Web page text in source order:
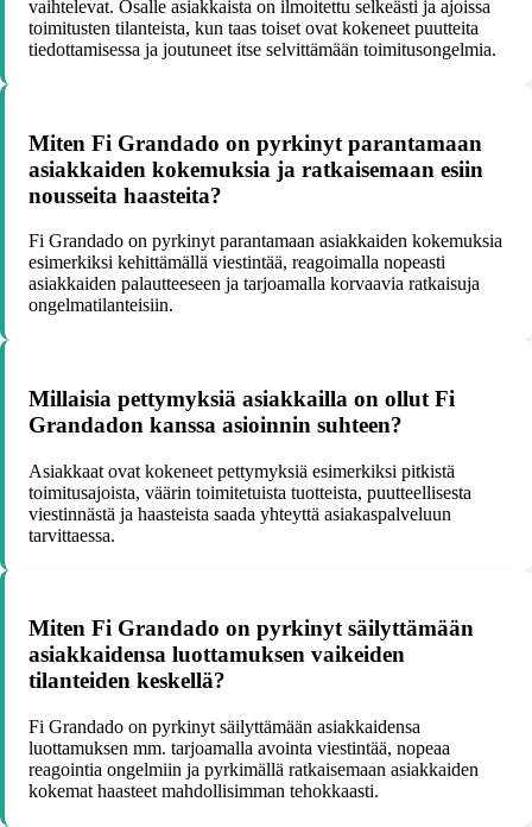
vaihtelevat. Osalle asiakkaista on ilmoitettu selkeästi ja ajoissa
toimitusten tilanteista, kun taas toiset ovat kokeneet puutteita
tiedottamisessa ja joutuneet itse selvittämään toimitusongelmia.
Miten Fi Grandado on pyrkinyt parantamaan
asiakkaiden kokemuksia ja ratkaisemaan esiin
nousseita haasteita?
Fi Grandado on pyrkinyt parantamaan asiakkaiden kokemuksia
esimerkiksi kehittämällä viestintää, reagoimalla nopeasti
asiakkaiden palautteeseen ja tarjoamalla korvaavia ratkaisuja
ongelmatilanteisiin.
Millaisia pettymyksiä asiakkailla on ollut Fi
Grandadon kanssa asioinnin suhteen?
Asiakkaat ovat kokeneet pettymyksiä esimerkiksi pitkistä
toimitusajoista, väärin toimitetuista tuotteista, puutteellisesta
viestinnästä ja haasteista saada yhteyttä asiakaspalveluun
tarvittaessa.
Miten Fi Grandado on pyrkinyt säilyttämään
asiakkaidensa luottamuksen vaikeiden
tilanteiden keskellä?
Fi Grandado on pyrkinyt säilyttämään asiakkaidensa
luottamuksen mm. tarjoamalla avointa viestintää, nopeaa
reagointia ongelmiin ja pyrkimällä ratkaisemaan asiakkaiden
kokemat haasteet mahdollisimman tehokkaasti.